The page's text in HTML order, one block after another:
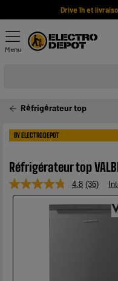
Drive 1h et
Menu
Réfrigérateur top
BY ELECTRODEPOT
Réfrigérateur top
4.8 Lire
36
avis.
Lien
(36)